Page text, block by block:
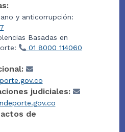
y anticorrupción:
Basadas en
01 8000 114060
judiciales:
de